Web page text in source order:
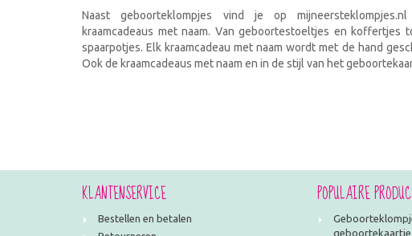
Naast geboorteklompjes vind je op
kraamcadeaus met naam. Van geboortestoeltjes en koffertjes
spaarpotjes. Elk kraamcadeau met naam wordt met de hand
Ook de kraamcadeaus met naam en in de stijl van het
KLANTENSERVICE
Bestellen en betalen
POPULAIRE
geboortekaartje